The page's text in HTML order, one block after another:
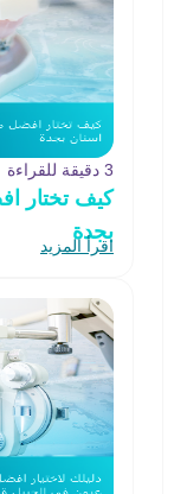
3 دقيقة للقراءة
كيف تختار
بجدة
اقرأ المزيد